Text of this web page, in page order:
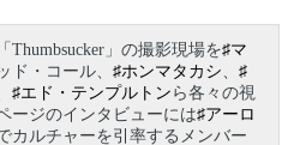
Thumbsucker 」の撮影現場を♯マ
ド・コール、♯ホンマタカシ 、♯
、♯エド・テンプルトン ら各々の視
ージのインタビューには♯アーロ
カルチャーを引率するメンバー